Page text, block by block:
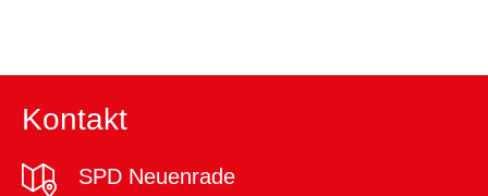
Kontakt
SPD Neuenrade